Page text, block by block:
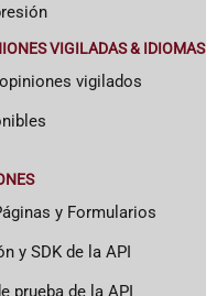
VIGILADAS & IDIOMAS
vigilados
y Formularios
y SDK de la API
prueba de la API